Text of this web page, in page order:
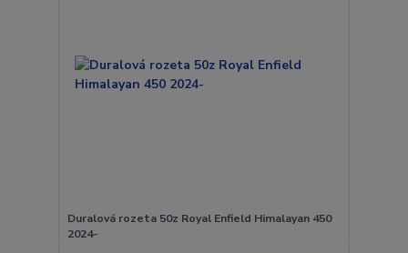
Duralová rozeta 50z Royal Enfield Himalayan 450
2024-